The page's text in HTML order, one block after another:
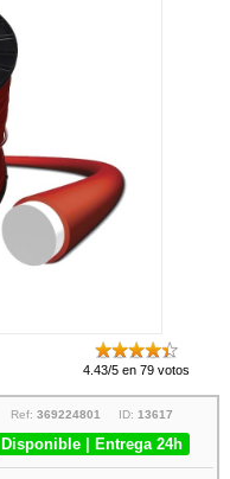
4.43/5 en 79 votos
Ref: 369224801 ID: 13617
Disponible | Entrega 24h